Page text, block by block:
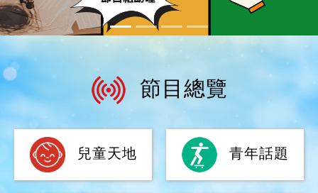
節目總覽
兒童天地 青年話題
婚姻家庭 生命見證